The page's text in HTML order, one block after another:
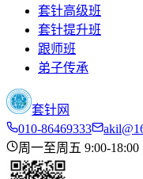
套针高级班
套针提升班
跟师班
弟子传承
套针网
010-86469333
周一至周五 9:00-